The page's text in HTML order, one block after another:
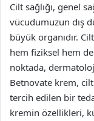
Cilt sağlığı, genel
vücudumuzun dış
büyük organıdır.
hem fiziksel hem
noktada,
Betnovate krem,
tercih edilen bir
kremin özellikleri,